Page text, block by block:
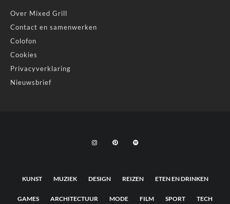
Over Mixed Grill
Contact en samenwerken
Colofon
Cookies
Privacyverklaring
Nieuwsbrief
KUNST MUZIEK DESIGN REIZEN ETEN EN DRINKEN
GAMES ARCHITECTUUR MODE FILM SPORT TECH